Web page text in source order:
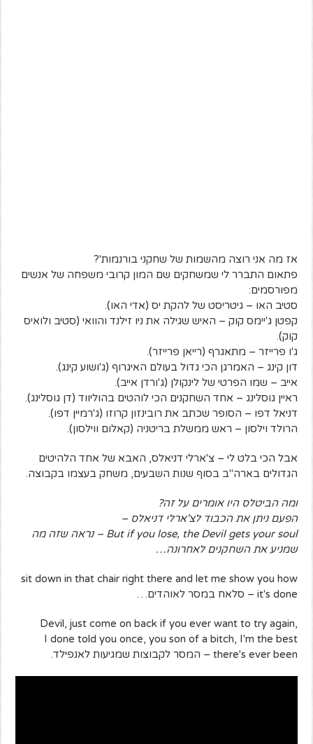
אז מה אני רוצה מהשמות של שחקני בורנמות'?
פתאום התברר לי שמשחקים שם המון קרובי משפחה של אנשים
מפורסמים:
סטיב האו – גיטריסט של להקת יס (אדי האו).
קפטן ג'יימס קוק – האיש שגילה את ניו זילנד והוואי (סטיב ולואיס
קוק).
ג'ו פרייזר – מתאגרף (רייאן פרייזר).
דון קינג – האמרגן הכי גדול בעולם האיגרוף (ג'ושוע קינג).
אייב – שמו הפרטי של לינקולן (ג'ורדן אייב).
ראיין גוסלינג – אחד השחקנים הכי לוהטים בהוליווד (דן גוסלינג).
דניאל דפו – הסופר שכתב את רובינזון קרוזו (ג'רמיין דפו).
הרולד וילסון – ראש ממשלת בריטניה (קאלום ווילסון).
אבל הכי בלט לי – צ'ארלי דניאלס, האבא של אחד הלהיטים
הגדולים בארה"ב בסוף שנות השבעים, משחק בעצמו בקבוצה.
ומה הביטלס היו אומרים על זה?
הפעם ניתן את הכבוד לצ'ארלי דניאלס –
But if you lose, the Devil gets your soul – נראה שזה מה
שמניע את השחקנים לאחרונה…
sit down in that chair right there and let me show you how
it's done – סלאח במסר לאוהדים…
,Devil, just come on back if you ever want to try again
I done told you once, you son of a bitch, I'm the best
there's ever been – המסר לקבוצות שמגיעות לאנפילד.